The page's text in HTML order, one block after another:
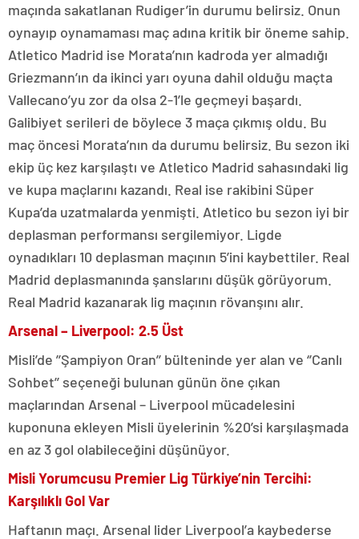
maçında sakatlanan Rudiger’in durumu belirsiz. Onun
oynayıp oynamaması maç adına kritik bir öneme sahip.
Atletico Madrid ise Morata’nın kadroda yer almadığı
Griezmann’ın da ikinci yarı oyuna dahil olduğu maçta
Vallecano’yu zor da olsa 2-1’le geçmeyi başardı.
Galibiyet serileri de böylece 3 maça çıkmış oldu. Bu
maç öncesi Morata’nın da durumu belirsiz. Bu sezon iki
ekip üç kez karşılaştı ve Atletico Madrid sahasındaki lig
ve kupa maçlarını kazandı. Real ise rakibini Süper
Kupa’da uzatmalarda yenmişti. Atletico bu sezon iyi bir
deplasman performansı sergilemiyor. Ligde
oynadıkları 10 deplasman maçının 5’ini kaybettiler. Real
Madrid deplasmanında şanslarını düşük görüyorum.
Real Madrid kazanarak lig maçının rövanşını alır.
Arsenal – Liverpool: 2.5 Üst
Misli’de ’’Şampiyon Oran’’ bülteninde yer alan ve ‘’Canlı
Sohbet’’ seçeneği bulunan günün öne çıkan
maçlarından Arsenal – Liverpool mücadelesini
kuponuna ekleyen Misli üyelerinin %20’si karşılaşmada
en az 3 gol olabileceğini düşünüyor.
Misli Yorumcusu Premier Lig Türkiye’nin Tercihi:
Karşılıklı Gol Var
Haftanın maçı. Arsenal lider Liverpool’a kaybederse